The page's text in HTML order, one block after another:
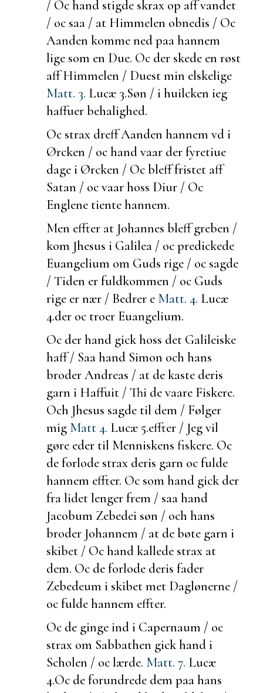
/ Oc hand stigde skrax op aff vandet
/ oc saa / at Himmelen obnedis / Oc
Aanden komme ned paa hannem
lige som en Due. Oc der skede en røst
aff Himmelen / Duest min elskelige
Matt. 3. Lucæ 3.Søn / i huilcken ieg
haffuer behalighed.
Oc strax dreff Aanden hannem vd i
Ørcken / oc hand vaar der fyretiue
dage i Ørcken / Oc bleff fristet aff
Satan / oc vaar hoss Diur / Oc
Englene tiente hannem.
Men effter at Johannes bleff greben /
kom Jhesus i Galilea / oc predickede
Euangelium om Guds rige / oc sagde
/ Tiden er fuldkommen / oc Guds
rige er nær / Bedrer e Matt. 4. Lucæ
4.der oc troer Euangelium.
Oc der hand gick hoss det Galileiske
haff / Saa hand Simon och hans
broder Andreas / at de kaste deris
garn i Haffuit / Thi de vaare Fiskere.
Och Jhesus sagde til dem / Følger
mig Matt 4. Lucæ 5.effter / Jeg vil
gøre eder til Menniskens fiskere. Oc
de forlode strax deris garn ocfulde
hannem effter. Oc som hand gick der
fra lidet lenger frem / saa hand
Jacobum Zebedei søn / och hans
broder Johannem / at de bøte garn i
skibet / Oc hand kallede strax at
dem. Oc de forlode deris fader
Zebedeum i skibet met Daglønerne /
ocfulde hannem effter.
Oc de ginge ind i Capernaum / oc
strax om Sabbathen gick hand i
Scholen / oc lærde. Matt. 7. Lucæ
4.Oc de forundrede dem paa hans